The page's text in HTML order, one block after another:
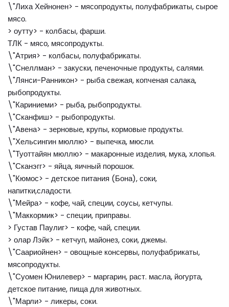
\"Лиха Хейнонен> - мясопродукты, полуфабрикаты, сырое
мясо.
> оутту> - колбасы, фарши.
ТЛК - мясо, мясопродукты.
\"Атрия> - колбасы, полуфабрикаты.
\"Снеллман> - закуски, печеночные продукты, салями.
\"Лянси-Ранникон> - рыба свежая, копченая салака,
рыбопродукты.
\"Кариниеми> - рыба, рыбопродукты.
\"Сканфиш> - рыбопродукты.
\"Авена> - зерновые, крупы, кормовые продукты.
\"Хельсингин мюллю> - выпечка, мюсли.
\"Туоттайян мюллю> - макаронные изделия, мука, хлопья.
\"Сканэгг> - яйца, яичный порошок.
\"Кюмос> - детское питания (Бона), соки,
напитки,сладости.
\"Мейра> - кофе, чай, специи, соусы, кетчупы.
\"Маккормик> - специи, приправы.
> Густав Паулиг> - кофе, чай, специи.
> олар Лэйк> - кетчуп, майонез, соки, джемы.
\"Саариойнен> - овощные консервы, полуфабрикаты,
мясопродукты.
\"Суомен Юнилевер> - маргарин, раст. масла, йогурта,
детское питание, пища для животных.
\"Марли> - ликеры, соки.